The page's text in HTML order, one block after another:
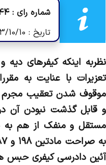
شماره رای : 44
تاریخ : 63/10/10
تعزیرات با عنایت به
موقوف شدن تعقیب
و قابل گذشت نبودن آن
مستقل و منفک از هم به
آئین دادرسی کیفری